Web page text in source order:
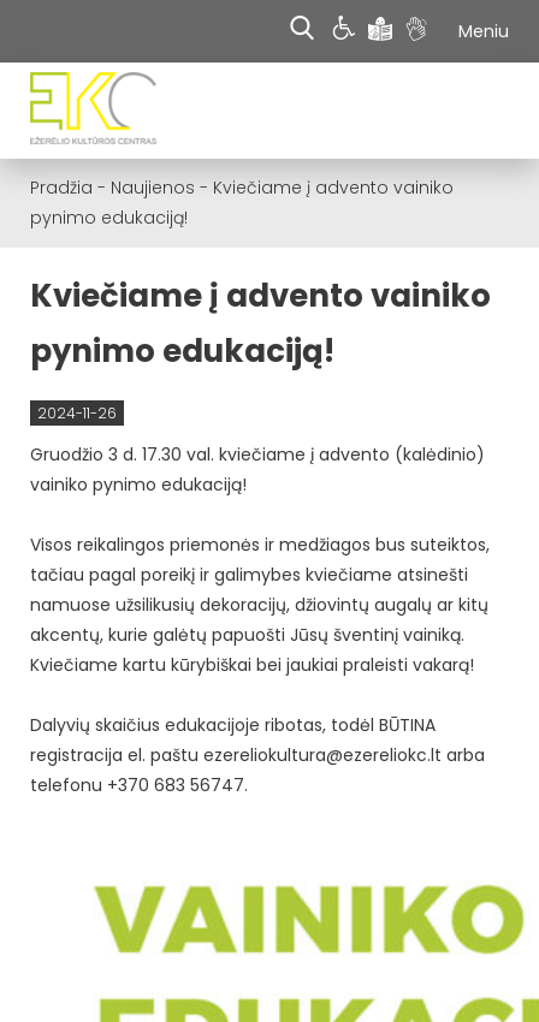
Meniu
Pradžia - Naujienos - Kviečiame į advento vainiko
pynimo edukaciją!
Kviečiame į advento vainiko
pynimo edukaciją!
2024-11-26
Gruodžio 3 d. 17.30 val. kviečiame į advento (kalėdinio)
vainiko pynimo edukaciją!
Visos reikalingos priemonės ir medžiagos bus suteiktos,
tačiau pagal poreikį ir galimybes kviečiame atsinešti
namuose užsilikusių dekoracijų, džiovintų augalų ar kitų
akcentų, kurie galėtų papuošti Jūsų šventinį vainiką.
Kviečiame kartu kūrybiškai bei jaukiai praleisti vakarą!
Dalyvių skaičius edukacijoje ribotas, todėl BŪTINA
registracija el. paštu ezereliokultura@ezereliokc.lt arba
telefonu +370 683 56747.